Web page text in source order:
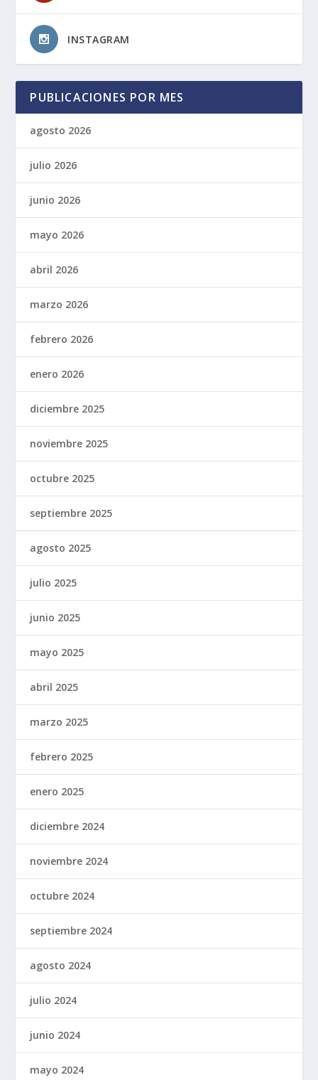
INSTAGRAM
PUBLICACIONES POR MES
agosto 2026
julio 2026
junio 2026
mayo 2026
abril 2026
marzo 2026
febrero 2026
enero 2026
diciembre 2025
noviembre 2025
octubre 2025
septiembre 2025
agosto 2025
julio 2025
junio 2025
mayo 2025
abril 2025
marzo 2025
febrero 2025
enero 2025
diciembre 2024
noviembre 2024
octubre 2024
septiembre 2024
agosto 2024
julio 2024
junio 2024
mayo 2024